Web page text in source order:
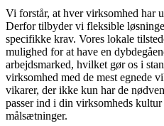
Vi forstår, at hver virksomhed har
Derfor tilbyder vi fleksible
specifikke krav. Vores lokale
mulighed for at have en
arbejdsmarked, hvilket gør os i
virksomhed med de mest egnede
vikarer, der ikke kun har de
passer ind i din virksomheds
målsætninger.